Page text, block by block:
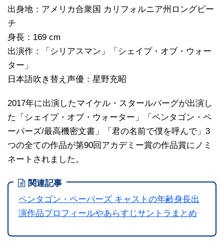
出身地：アメリカ合衆国 カリフォルニア州ロングビー
チ
身長：169 cm
出演作：「シリアスマン」「シェイプ・オブ・ウォー
ター」
日本語吹き替え声優：星野充昭
2017年に出演したマイケル・スタールバーグが出演し
た「シェイプ・オブ・ウォーター」「ペンタゴン・ペ
ーパーズ/最高機密文書」「君の名前で僕を呼んで」3
つの全ての作品が第90回アカデミー賞の作品賞にノミ
ネートされました。
関連記事
ペンタゴン・ペーパーズ キャストの年齢身長出
演作品プロフィールやあらすじサントラまとめ